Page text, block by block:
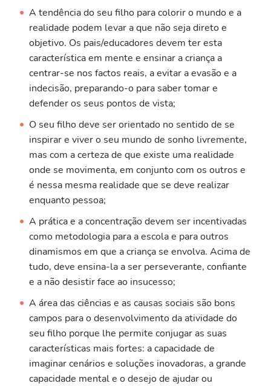
A tendência do seu filho para colorir o mundo e a
realidade podem levar a que não seja direto e
objetivo. Os pais/educadores devem ter esta
característica em mente e ensinar a criança a
centrar-se nos factos reais, a evitar a evasão e a
indecisão, preparando-o para saber tomar e
defender os seus pontos de vista;
O seu filho deve ser orientado no sentido de se
inspirar e viver o seu mundo de sonho livremente,
mas com a certeza de que existe uma realidade
onde se movimenta, em conjunto com os outros e
é nessa mesma realidade que se deve realizar
enquanto pessoa;
A prática e a concentração devem ser incentivadas
como metodologia para a escola e para outros
dinamismos em que a criança se envolva. Acima de
tudo, deve ensina-la a ser perseverante, confiante
e a não desistir face ao insucesso;
A área das ciências e as causas sociais são bons
campos para o desenvolvimento da atividade do
seu filho porque lhe permite conjugar as suas
características mais fortes: a capacidade de
imaginar cenários e soluções inovadoras, a grande
capacidade mental e o desejo de ajudar ou